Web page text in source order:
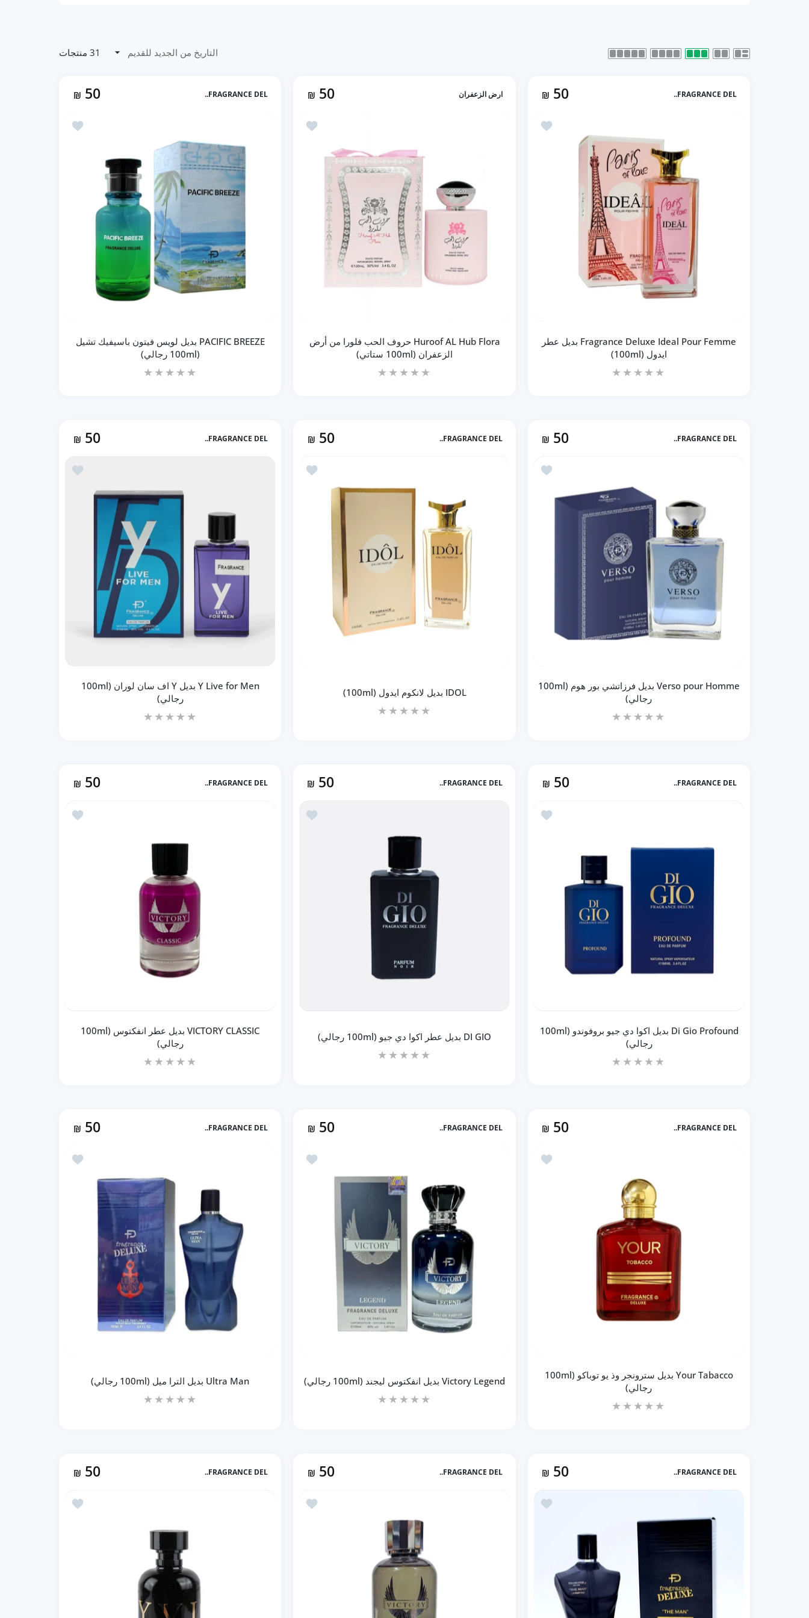
31 منتجات
FRAGRANCE DEL..
50
₪
أضف إلى المفضلة Fragrance Deluxe Ideal Pour Femme بديل عطر ايدول (100ml)
Fragrance Deluxe Ideal Pour Femme بديل عطر
ايدول (100ml)
إضافة إلى السلة
ارض الزعفران 50
₪
أضف إلى المفضلة Huroof AL Hub Flora حروف الحب فلورا من أرض الزعفران (100ml ستاتي)
Huroof AL Hub Flora حروف الحب فلورا من أرض
الزعفران (100ml ستاتي)
إضافة إلى السلة
FRAGRANCE DEL..
50
₪
أضف إلى المفضلة PACIFIC BREEZE بديل لويس فيتون باسيفيك تشيل (100ml رجالي)
PACIFIC BREEZE بديل لويس فيتون باسيفيك تشيل
(100ml رجالي)
FRAGRANCE DEL..
50
₪
أضف إلى المفضلة Verso pour Homme بديل فرزاتشي بور هوم (100ml رجالي)
Verso pour Homme بديل فرزاتشي بور هوم (100ml
رجالي)
FRAGRANCE DEL..
50
₪
أضف إلى المفضلة IDOL بديل لانكوم ايدول (100ml)
IDOL بديل لانكوم ايدول (100ml)
FRAGRANCE DEL..
50
₪
أضف إلى المفضلة Y Live for Men بديل Y اف سان لوران (100ml رجالي)
Y Live for Men بديل Y اف سان لوران (100ml
رجالي)
FRAGRANCE DEL..
50
₪
أضف إلى المفضلة Di Gio Profound بديل اكوا دي جيو بروفوندو (100ml رجالي)
Di Gio Profound بديل اكوا دي جيو بروفوندو (100ml
رجالي)
FRAGRANCE DEL..
50
₪
أضف إلى المفضلة DI GIO بديل عطر اكوا دي جيو (100ml رجالي)
DI GIO بديل عطر اكوا دي جيو (100ml رجالي)
FRAGRANCE DEL..
50
₪
أضف إلى المفضلة VICTORY CLASSIC بديل عطر انفكتوس (100ml رجالي)
VICTORY CLASSIC بديل عطر انفكتوس (100ml
رجالي)
إضافة إلى السلة
FRAGRANCE DEL..
50
₪
أضف إلى المفضلة Your Tabacco بديل سترونجر وذ يو توباكو (100ml رجالي)
Your Tabacco بديل سترونجر وذ يو توباكو (100ml
رجالي)
إضافة إلى السلة
FRAGRANCE DEL..
50
₪
أضف إلى المفضلة Victory Legend بديل انفكتوس ليجند (100ml رجالي)
Victory Legend بديل انفكتوس ليجند (100ml رجالي)
FRAGRANCE DEL..
50
₪
أضف إلى المفضلة Ultra Man بديل الترا ميل (100ml رجالي)
Ultra Man بديل الترا ميل (100ml رجالي)
FRAGRANCE DEL..
50
₪
أضف إلى المفضلة THE MAN LA PARFUME ذا مان لا بيرفيوم (100ml رجالي)
FRAGRANCE DEL..
50
₪
أضف إلى المفضلة VICTORY PLATINA بديل عطر انفكتوس بلاتينيوم (100ml رجالي)
FRAGRANCE DEL..
50
₪
أضف إلى المفضلة VICTOTY NOIR بديل انفكتوس فكتوري (100ml رجالي)